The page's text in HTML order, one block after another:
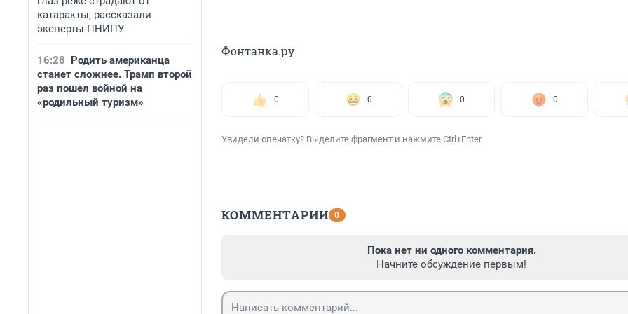
катаракты, рассказали
эксперты ПНИПУ
16:28 Родить американца
станет сложнее. Трамп второй
раз пошел войной на
«родильный туризм»
Фонтанка.ру
0 0 0 0
Увидели опечатку? Выделите фрагмент и нажмите Ctrl+Enter
КОММЕНТАРИИ 0
Пока нет ни одного комментария.
Начните обсуждение первым!